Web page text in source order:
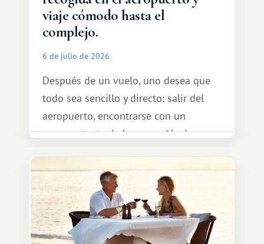
viaje cómodo hasta el
complejo.
6 de julio de 2026
Después de un vuelo, uno desea que
todo sea sencillo y directo: salir del
aeropuerto, encontrarse con un
representante de la compañía de
tranquilamente hasta el complejo
turístico.